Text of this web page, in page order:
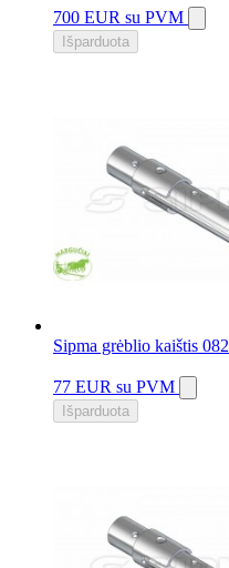
700 EUR su PVM
Išparduota
Sipma grėblio kaištis
77 EUR su PVM
Išparduota